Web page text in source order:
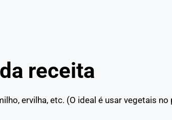
receita
ervilha, etc. (O ideal é usar vegetais